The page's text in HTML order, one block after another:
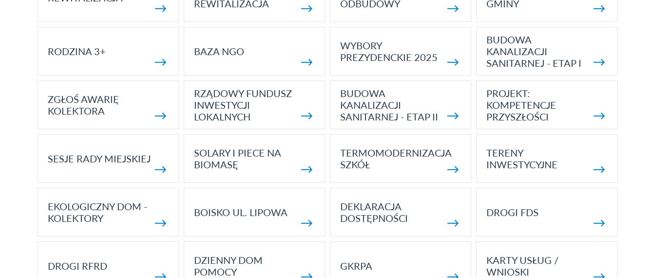
REWITALIZACJA
ODBUDOWY
GMINY
RODZINA 3+ BAZA NGO
WYBORY
PREZYDENCKIE 2025
BUDOWA
KANALIZACJI
SANITARNEJ - ETAP I
ZGŁOŚ AWARIĘ
KOLEKTORA
RZĄDOWY FUNDUSZ
INWESTYCJI
LOKALNYCH
BUDOWA
KANALIZACJI
SANITARNEJ - ETAP II
PROJEKT:
KOMPETENCJE
PRZYSZŁOŚCI
SESJE RADY MIEJSKIEJ
SOLARY I PIECE NA
BIOMASĘ
TERMOMODERNIZACJA
SZKÓŁ
TERENY
INWESTYCYJNE
EKOLOGICZNY DOM -
KOLEKTORY
BOISKO UL. LIPOWA
DEKLARACJA
DOSTĘPNOŚCI
DROGI FDS
DROGI RFRD
DZIENNY DOM
POMOCY
GKRPA
KARTY USŁUG /
WNIOSKI